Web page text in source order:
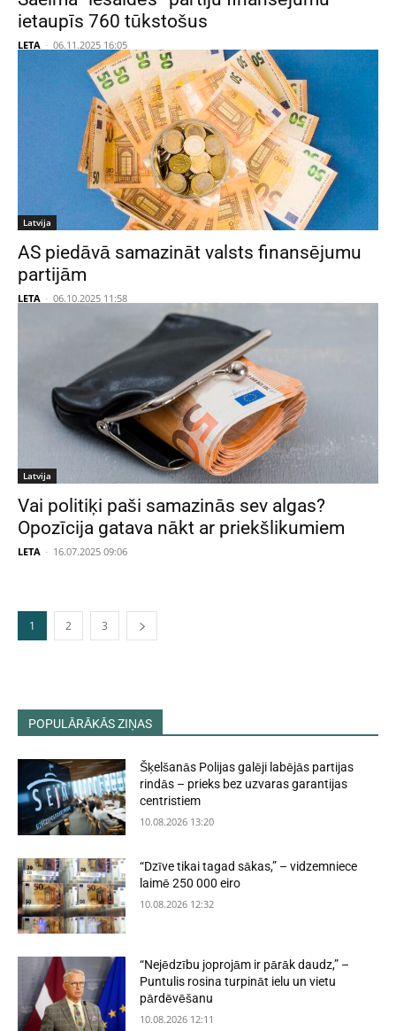
ietaupīs 760 tūkstošus
LETA - 06.11.2025 16:05
Latvija
AS piedāvā samazināt valsts finansējumu
partijām
LETA - 06.10.2025 11:58
Latvija
Vai politiķi paši samazinās sev algas?
Opozīcija gatava nākt ar priekšlikumiem
LETA - 16.07.2025 09:06
1 2 3
POPULĀRĀKĀS ZIŅAS
Šķelšanās Polijas galēji labējās partijas
rindās – prieks bez uzvaras garantijas
centristiem
10.08.2026 13:20
“Dzīve tikai tagad sākas,” – vidzemniece
laimē 250 000 eiro
10.08.2026 12:32
“Nejēdzību joprojām ir pārāk daudz,” –
Puntulis rosina turpināt ielu un vietu
pārdēvēšanu
10.08.2026 12:11